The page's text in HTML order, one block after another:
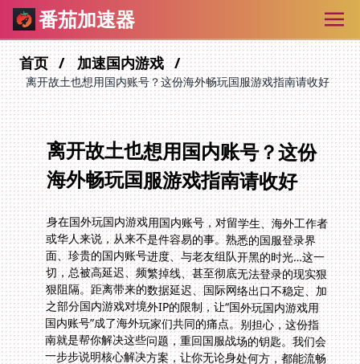
番茄加速器
首页 加速国内游戏
离开故土也想用国内账号？这份海外畅玩国服游戏指南请收好
离开故土也想用国内账号？这份
海外畅玩国服游戏指南请收好
身在国外玩国内游戏用国内账号，对留学生、海外工作者
或华人来说，从来不是件容易的事。熟悉的国服登录界
面、珍贵的国内账号进度、与老友组队开黑的时光…这一
切，总被高延迟、频繁掉线、甚至彻底无法登录的现实狠
狠阻隔。距离带来的数据延迟、国际网络出口不稳定、加
之部分国内游戏对境外IP的限制，让“国外玩国内游戏用
国内账号”成了海外玩家们共同的痛点。别担心，这份指
南就是帮你解决这些问题，重回国服战场的钥匙。我们会
一步步说明核心解决方案，让你无论身处何方，都能流畅